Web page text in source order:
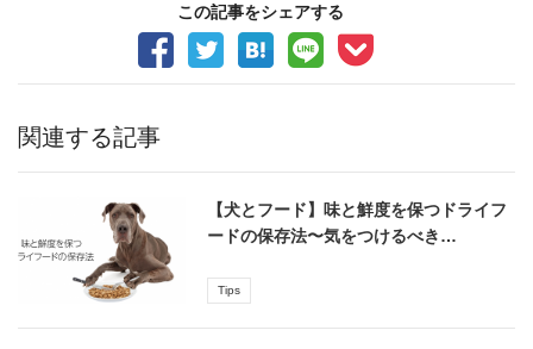
この記事をシェアする
関連する記事
【犬とフード】味と鮮度を保つドライフ
ードの保存法〜気をつけるべき…
Tips